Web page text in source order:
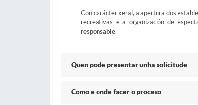
Con carácter xeral, a apertura dos
recreativas e a organización de
responsable.
Quen pode presentar unha solicitude
Como e onde facer o proceso